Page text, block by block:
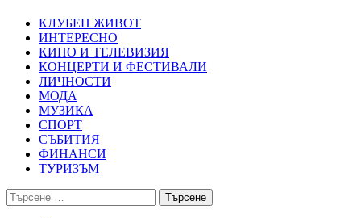
КЛУБЕН ЖИВОТ
ИНТЕРЕСНО
КИНО И ТЕЛЕВИЗИЯ
КОНЦЕРТИ И ФЕСТИВАЛИ
ЛИЧНОСТИ
МОДА
МУЗИКА
СПОРТ
СЪБИТИЯ
ФИНАНСИ
ТУРИЗЪМ
Търсене
за: